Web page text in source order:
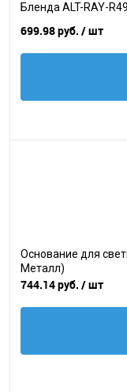
Бленда ALT-RAY-
699.98 руб. / шт
Основание для
Металл)
744.14 руб. / шт